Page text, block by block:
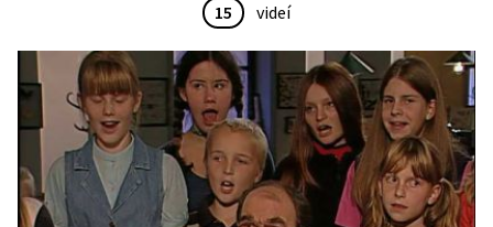
15 videí